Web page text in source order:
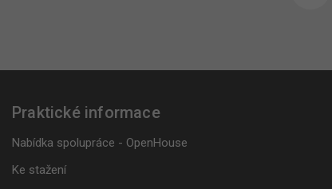
Praktické informace
Nabídka spolupráce - OpenHouse
Ke stažení